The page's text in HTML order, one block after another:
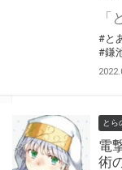
#と
#鎌
とら
電
術